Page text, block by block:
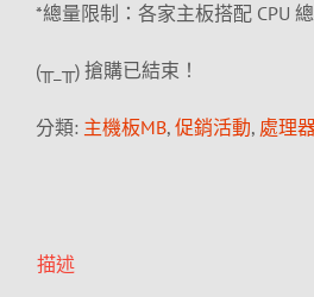
*總量限制：各家主板搭配 CPU
(╥_╥) 搶購已結束！
分類: 主機板MB, 促銷活動, 處理
描述